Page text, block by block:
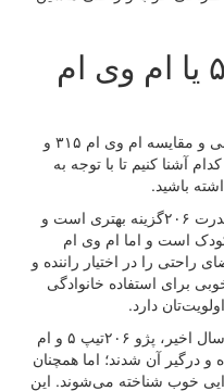
خرید پژو ۲۰۶ تیپ ۵ یا ام وی ام
ما در بررسی بالا سعی کردیم تا با بررسی و مقایسه ام وی ام ۳۱۵ و
آشنا کنیم تا با توجه به
باشید.
از لحاظ فنی، آپشن، سرعت، شتاب و قدرت ۲۰۶گزینه بهتری است و
است و اما ام وی ام
راحتی را در اختیار راننده و
برای استفاده خانوادگی
دارد.
همچنین با افزایش قیمت خودرو در چند سال اخیر، پژو ۲۰۶تیپ ۵ و ام
و درگیر آن شدند؛ اما همچنان
خوب شناخته می‌شوند. این